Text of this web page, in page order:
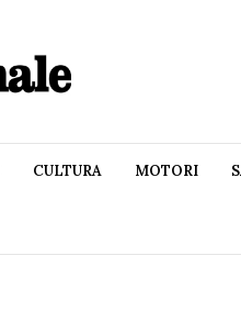
CULTURA MOTORI